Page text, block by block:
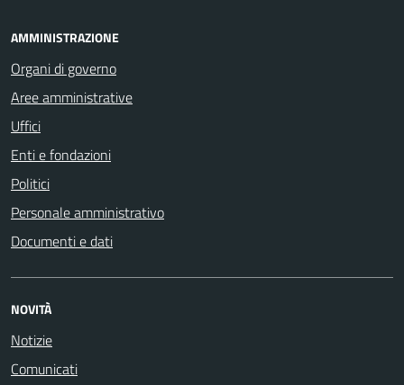
AMMINISTRAZIONE
Organi di governo
Aree amministrative
Uffici
Enti e fondazioni
Politici
Personale amministrativo
Documenti e dati
NOVITÀ
Notizie
Comunicati